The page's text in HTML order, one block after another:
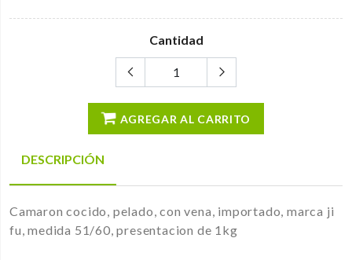
Cantidad
AGREGAR AL CARRITO
DESCRIPCIÓN
Camaron cocido, pelado, con vena, importado, marca ji
fu, medida 51/60, presentacion de 1kg